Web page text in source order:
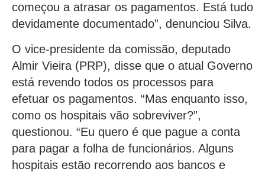
começou a atrasar os pagamentos. Está tudo
devidamente documentado”, denunciou Silva.
O vice-presidente da comissão, deputado
Almir Vieira (PRP), disse que o atual Governo
está revendo todos os processos para
efetuar os pagamentos. “Mas enquanto isso,
como os hospitais vão sobreviver?”,
questionou. “Eu quero é que pague a conta
para pagar a folha de funcionários. Alguns
hospitais estão recorrendo aos bancos e